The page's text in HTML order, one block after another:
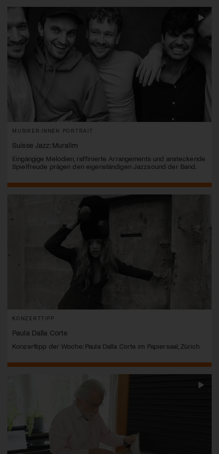
MUSIKER:INNEN PORTRAIT
Suisse Jazz: Muralim
Eingängige Melodien, raffinierte Arrangements und ansteckende
Spielfreude prägen den eigenständigen Jazzsound der Band.
KONZERTTIPP
Paula Dalla Corte
Konzerttipp der Woche: Paula Dalla Corte im Papiersaal, Zürich